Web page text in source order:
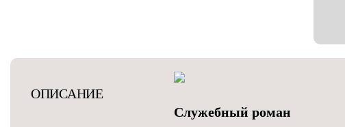
ОПИСАНИЕ
Служебный роман